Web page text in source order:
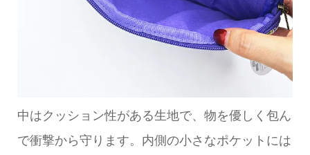
中はクッション性がある生地で、物を優しく包ん
で衝撃から守ります。内側の小さなポケットには